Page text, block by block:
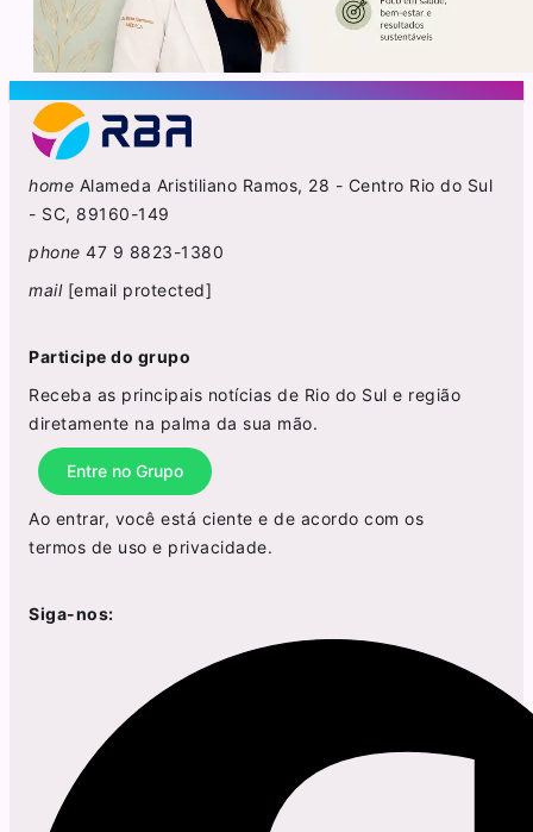
home Alameda Aristiliano Ramos, 28 - Centro Rio do Sul
- SC, 89160-149
phone 47 9 8823-1380
mail [email protected]
Participe do grupo
Receba as principais notícias de Rio do Sul e região
diretamente na palma da sua mão.
Entre no Grupo
Ao entrar, você está ciente e de acordo com os
termos de uso e privacidade.
Siga-nos: